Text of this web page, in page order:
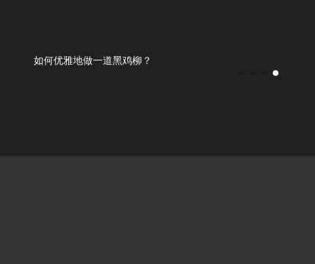
如何优雅地做一道黑鸡柳？